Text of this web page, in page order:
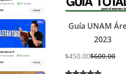
Guía UNAM
2023
$600.00
$450.00